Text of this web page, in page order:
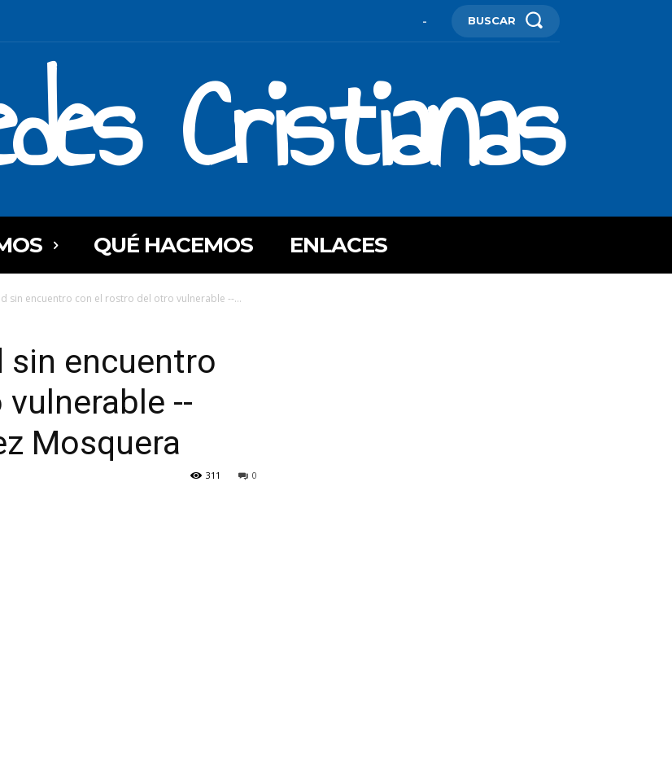
- BUSCAR
Cristianas
QUÉ HACEMOS ENLACES
sin encuentro con el rostro del otro vulnerable --...
sin encuentro
--
Mosquera
0
311